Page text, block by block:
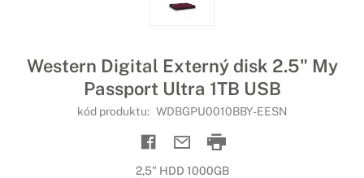
Western Digital Externý disk 2.5" My
Passport Ultra 1TB USB
kód produktu: WDBGPU0010BBY-EESN
2,5" HDD 1000GB